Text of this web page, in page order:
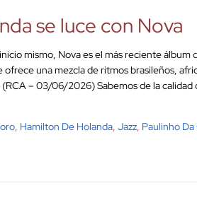
se luce con Nova
mismo, Nova es el más reciente álbum
una mezcla de ritmos brasileños,
– 03/06/2026) Sabemos de la
, Hamilton De Holanda, Jazz, Paulinho Da